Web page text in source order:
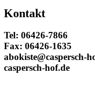
Kontakt
Tel: 06426-7866
Fax: 06426-1635
abokiste@caspersch-
caspersch-hof.de